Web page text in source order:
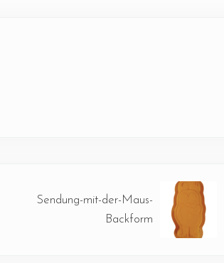
Sendung-mit-der-Maus-
Backform